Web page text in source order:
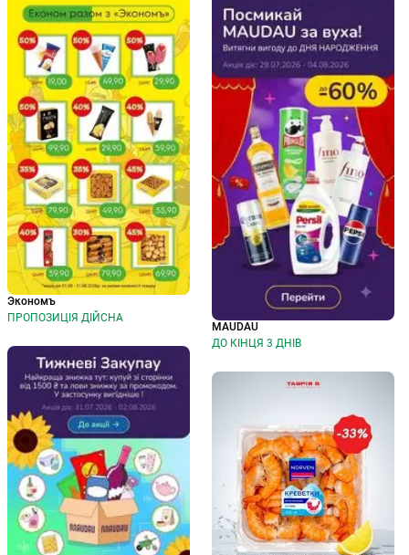
Экономъ
ПРОПОЗИЦІЯ ДІЙСНА
MAUDAU
ДО КІНЦЯ 3 ДНІВ